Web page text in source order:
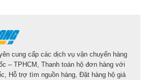
cung cấp các dịch vụ vận chuyển hàng
– TPHCM, Thanh toán hộ đơn hàng với
Hỗ trợ tìm nguồn hàng, Đặt hàng hộ giá